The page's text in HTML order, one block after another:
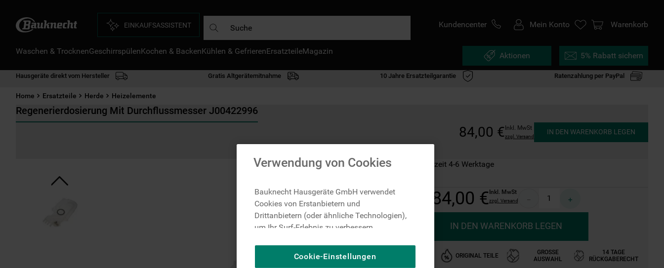
EINKAUFSASSISTENT Kundencenter Mein Konto Warenkorb
Waschen & TrocknenGeschirrspülenKochen & BackenKühlen & GefrierenErsatzteileMagazin Aktionen 5% Rabatt sichern
Hausgeräte direkt vom Hersteller Gratis Altgerätemitnahme 10 Jahre Ersatzteilgarantie Ratenzahlung per PayPal
Home Ersatzteile Herde Heizelemente
Regenerierdosierung Mit Durchflussmesser J00422996
84,00 € Inkl. MwSt
zzgl. Versand
IN DEN WARENKORB LEGEN
Auf Lager: Lieferzeit 4-6 Werktage
84,00 €Inkl. MwSt
zzgl. Versand ＋
IN DEN WARENKORB LEGEN
ORIGINAL TEILE
GROSSE A
USWAHL
14 TAGE
RÜCKGABERECHT
Verwendung von Cookies
Bauknecht Hausgeräte GmbH verwendet
Cookies von Erstanbietern und
Drittanbietern (oder ähnliche Technologien),
um Ihr Surf-Erlebnis zu verbessern
um die redaktionellen Inhalte der Website
Cookie-Einstellungen
DIE HÄUFIGSTEN SUCHANFRAGEN
gefrierschrank